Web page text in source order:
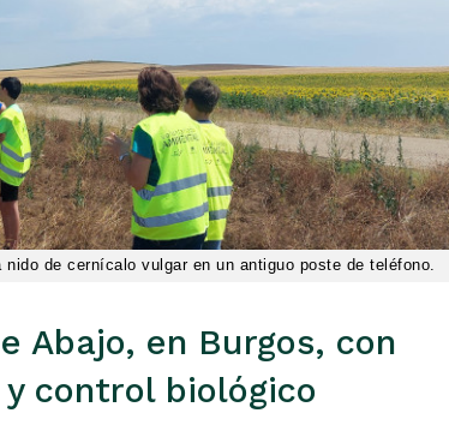
de cernícalo vulgar en un antiguo poste de teléfono.
Abajo, en Burgos, con
control biológico